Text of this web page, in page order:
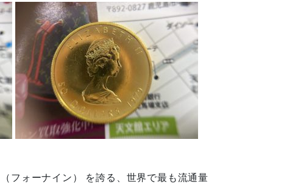
（フォーナイン） を誇る、世界で最も流通量